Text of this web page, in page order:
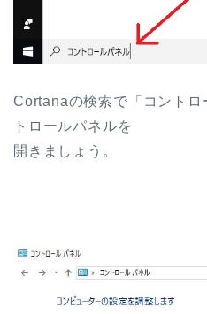
Cortanaの検索で「コント
トロールパネルを
開きましょう。